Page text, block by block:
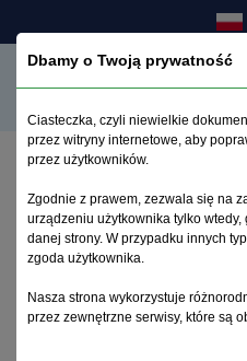
Profil czynników ryzyka i
udaru u mężczyzn i kobiet
udarem niedokrwiennym
pacjentów z lozańskiego
Dbamy o Twoją prywatność
Ciasteczka, czyli niewielkie
przez witryny internetowe, aby
przez użytkowników.
Zgodnie z prawem, zezwala się na
urządzeniu użytkownika tylko
danej strony. W przypadku innych
zgoda użytkownika.
Nasza strona wykorzystuje
przez zewnętrzne serwisy, które są